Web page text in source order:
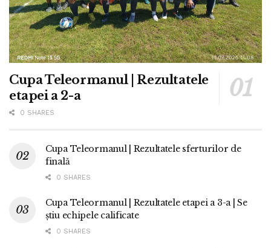
Cupa Teleormanul | Rezultatele
etapei a 2-a
0 SHARES
Cupa Teleormanul | Rezultatele sferturilor de
finală
0 SHARES
Cupa Teleormanul | Rezultatele etapei a 3-a | Se
știu echipele calificate
0 SHARES